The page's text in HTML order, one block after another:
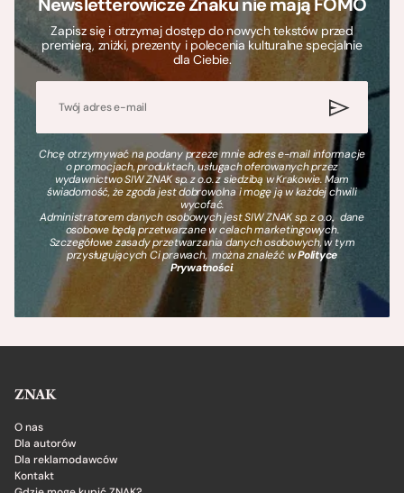
Zapisz się i otrzymaj dostęp do nowych tekstów przed
premierą, zniżki, prezenty i polecenia kulturalne specjalnie
dla Ciebie.
Chcę otrzymywać na podany przeze mnie adres e-mail informacje
o promocjach, produktach, usługach oferowanych przez
wydawnictwo SIW ZNAK sp. z o.o. z siedzibą w Krakowie. Mam
świadomość, że zgoda jest dobrowolna i mogę ją w każdej chwili
wycofać.
Administratorem danych osobowych jest SIW ZNAK sp. z o.o., dane
osobowe będą przetwarzane w celach marketingowych.
Szczegółowe zasady przetwarzania danych osobowych, w tym
przysługujących Ci prawach, można znaleźć wPolityce
Prywatności.
ZNAK
O nas
Dla autorów
Dla reklamodawców
Kontakt